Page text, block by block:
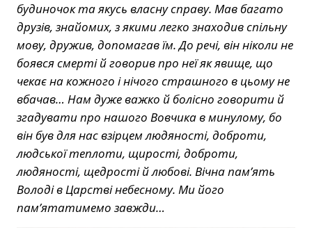
будиночок та якусь власну справу. Мав багато
друзів, знайомих, з якими легко знаходив спільну
мову, дружив, допомагав їм. До речі, він ніколи не
боявся смерті й говорив про неї як явище, що
чекає на кожного і нічого страшного в цьому не
вбачав… Нам дуже важко й болісно говорити й
згадувати про нашого Вовчика в минулому, бо
він був для нас взірцем людяності, доброти,
людської теплоти, щирості, доброти,
людяності, щедрості й любові. Вічна пам’ять
Володі в Царстві небесному. Ми його
пам’ятатимемо завжди…